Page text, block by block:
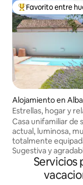
Favorito entre
Favorito entre
Alojamiento en
Estrellas, hogar y
naturaleza
Casa unifamiliar de
actual, luminosa,
totalmente
Sugestiva y
también dentro!
de artistas amigos
heredadas de
Servicios